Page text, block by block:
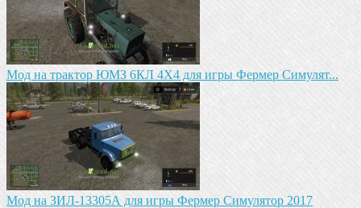
Мод на трактор ЮМЗ 6КЛ 4X4 для игры Фермер Симулят...
Мод на ЗИЛ-13305А для игры Фермер Симулятор 2017